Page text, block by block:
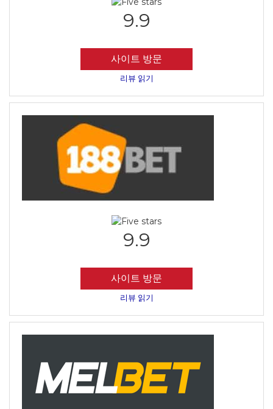
9.9
사이트 방문
리뷰 읽기
9.9
사이트 방문
리뷰 읽기